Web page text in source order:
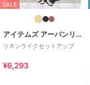
SALE
アイテムズ アーバンリサーチ
リネンライクセットアップ
¥6,293